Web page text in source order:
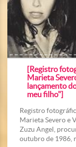
[Registro
Marieta
lançamento
meu filho"]
Registro
Marieta Severo e
Zuzu Angel,
outubro de 1986,